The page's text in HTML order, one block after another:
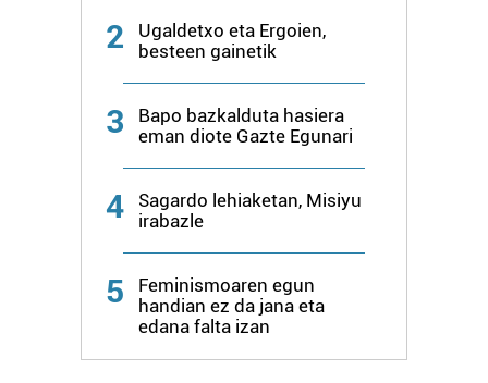
2
Ugaldetxo eta Ergoien,
besteen gainetik
3
Bapo bazkalduta hasiera
eman diote Gazte Egunari
4
Sagardo lehiaketan, Misiyu
irabazle
5
Feminismoaren egun
handian ez da jana eta
edana falta izan